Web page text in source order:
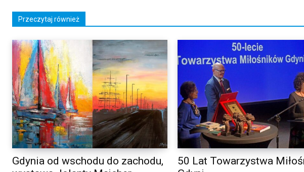
Przeczytaj również
Gdynia od wschodu do zachodu,
50 Lat Towarzystwa